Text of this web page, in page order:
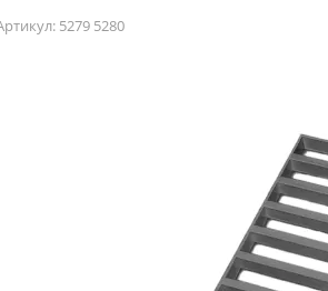
5279 5280